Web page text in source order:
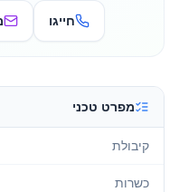
חייגו
מפרט טכני
קיבולת
כשרות